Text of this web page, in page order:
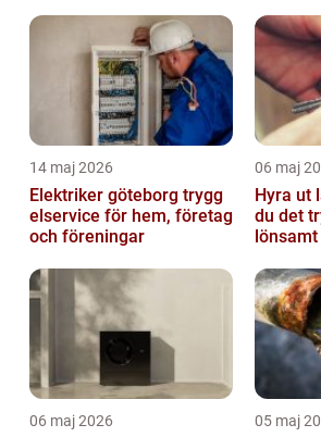
14 maj 2026
Elektriker göteborg trygg
elservice för hem, företag
och föreningar
06 maj
Hyra ut
du det
lönsamt
06 maj 2026 05 maj